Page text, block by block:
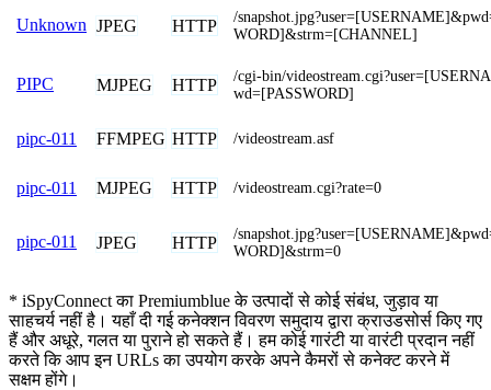
Unknown JPEG HTTP
/
WORD]&strm=[CHANNEL]
PIPC MJPEG HTTP
/cgi-bin/
wd=[PASSWORD]
pipc-011 FFMPEG HTTP /videostream.asf
pipc-011 MJPEG HTTP /videostream.cgi?rate=0
pipc-011 JPEG HTTP
/
WORD]&strm=0
* iSpyConnect का Premiumblue के उत्पादों से कोई संबंध, जुड़ाव या
साहचर्य नहीं है। यहाँ दी गई कनेक्शन विवरण समुदाय द्वारा क्राउडसोर्स किए गए
हैं और अधूरे, गलत या पुराने हो सकते हैं। हम कोई गारंटी या वारंटी प्रदान नहीं
करते कि आप इन URLs का उपयोग करके अपने कैमरों से कनेक्ट करने में
सक्षम होंगे।